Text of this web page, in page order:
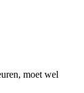
moet wel